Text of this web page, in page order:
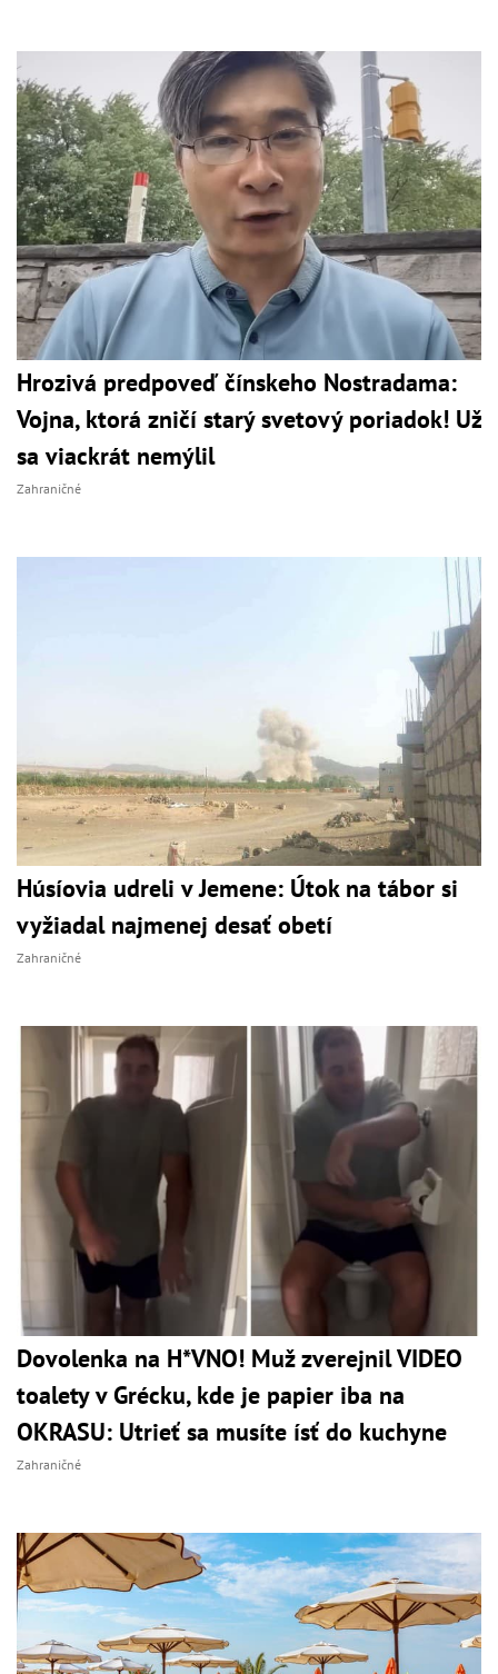
Hrozivá predpoveď čínskeho Nostradama:
Vojna, ktorá zničí starý svetový poriadok! Už
sa viackrát nemýlil
Zahraničné
Húsíovia udreli v Jemene: Útok na tábor si
vyžiadal najmenej desať obetí
Zahraničné
Dovolenka na H*VNO! Muž zverejnil VIDEO
toalety v Grécku, kde je papier iba na
OKRASU: Utrieť sa musíte ísť do kuchyne
Zahraničné